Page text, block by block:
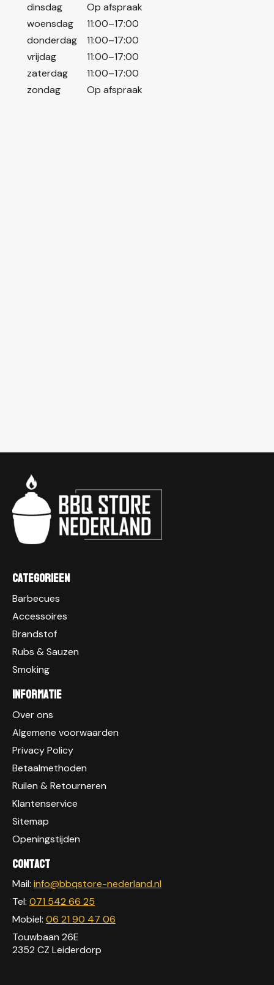
dinsdag
Op afspraak
woensdag
11:00–17:00
donderdag
11:00–17:00
vrijdag
11:00–17:00
zaterdag
11:00–17:00
zondag
Op afspraak
Categorieen
Barbecues
Accessoires
Brandstof
Rubs & Sauzen
Smoking
Informatie
Over ons
Algemene voorwaarden
Privacy Policy
Betaalmethoden
Ruilen & Retourneren
Klantenservice
Sitemap
Openingstijden
Contact
Mail: info@bbqstore-nederland.nl
Tel: 071 542 66 25
Mobiel: 06 21 90 47 06
Touwbaan 26E
2352 CZ Leiderdorp